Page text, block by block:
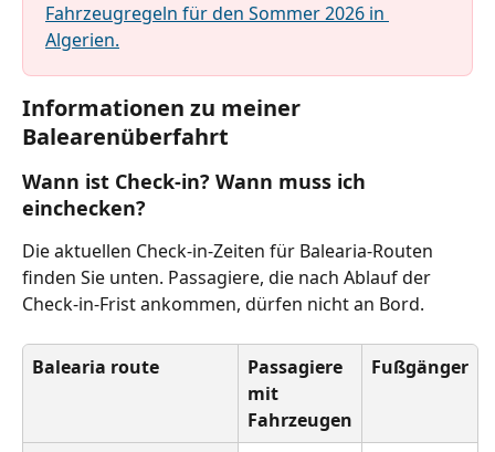
Fahrzeugregeln für den Sommer 2026 in
Algerien.
Informationen zu meiner
Balearenüberfahrt
Wann ist Check-in? Wann muss ich
einchecken?
Die aktuellen Check-in-Zeiten für Balearia-Routen
finden Sie unten. Passagiere, die nach Ablauf der
Check-in-Frist ankommen, dürfen nicht an Bord.
Balearia route
Passagiere
mit
Fahrzeugen
Fußgänger